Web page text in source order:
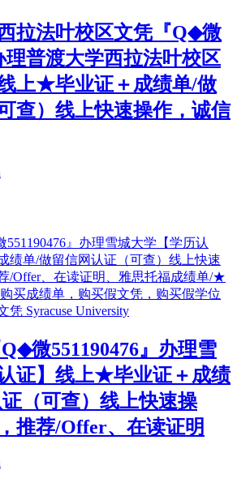
拉法叶校区文凭『Q◆微
理普渡大学西拉法叶校区
线上★毕业证＋成绩单/做
查）线上快速操作，诚信
微551190476』办理雪
证】线上★毕业证＋成绩
（可查）线上快速操
推荐/Offer、在读证明